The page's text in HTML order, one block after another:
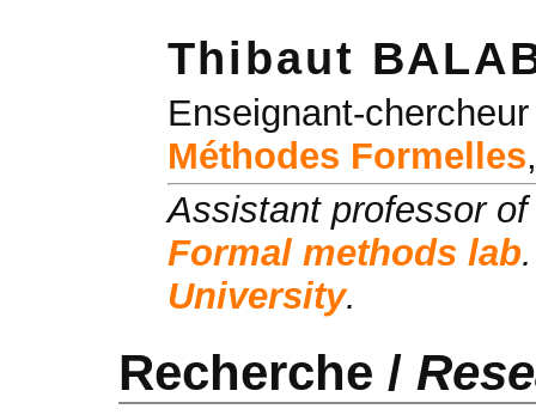
Thibaut
Enseignant-
Méthodes Formelles
Assistant professor
Formal methods lab
University.
Recherche /